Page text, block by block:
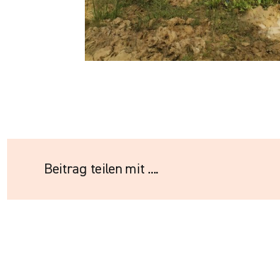
Beitrag teilen mit ....